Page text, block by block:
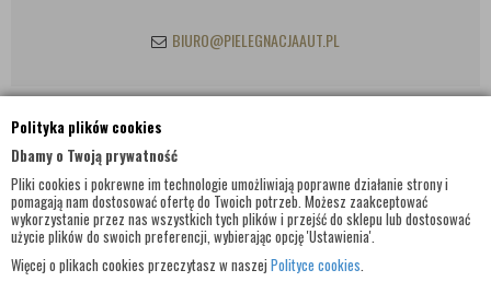
Polityka plików cookies
Dbamy o Twoją prywatność
Pliki cookies i pokrewne im technologie umożliwiają poprawne działanie strony i
pomagają nam dostosować ofertę do Twoich potrzeb. Możesz zaakceptować
wykorzystanie przez nas wszystkich tych plików i przejść do sklepu lub dostosować
użycie plików do swoich preferencji, wybierając opcję 'Ustawienia'.
Więcej o plikach cookies przeczytasz w naszej Polityce cookies.
BIURO@PIELEGNACJAAUT.PL
INFORMACJE KONTAKTOWE